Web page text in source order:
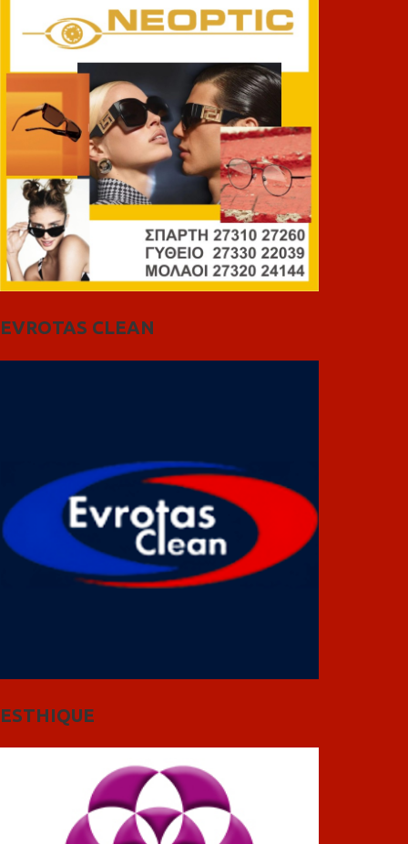
EVROTAS CLEAN
ESTHIQUE